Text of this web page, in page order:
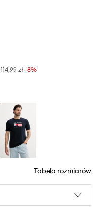
114,99 zł -8%
Tabela rozmiarów